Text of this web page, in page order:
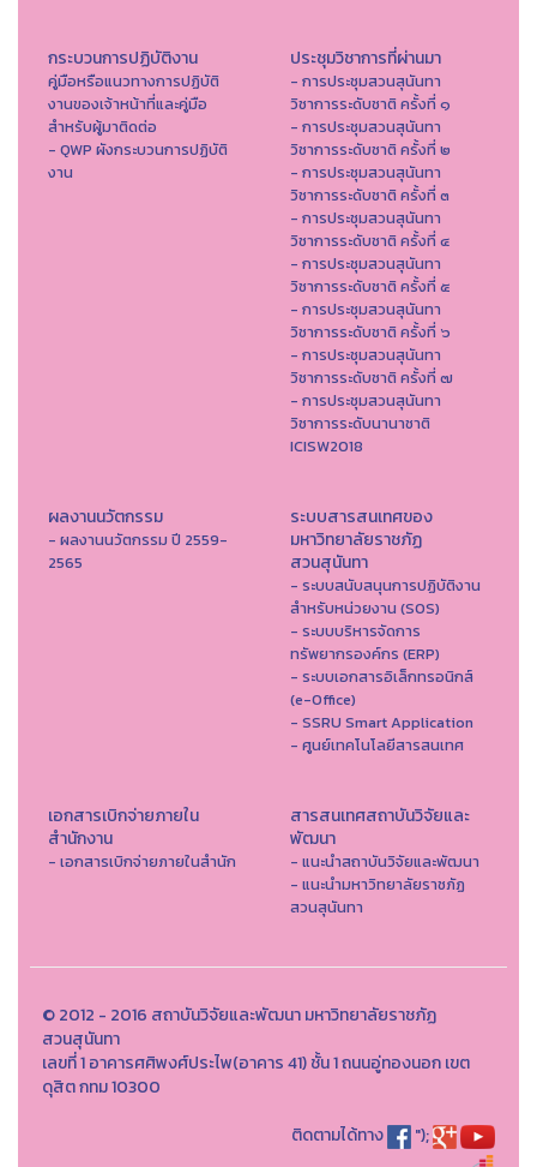
กระบวนการปฏิบัติงาน
คู่มือหรือแนวทางการปฏิบัติ
งานของเจ้าหน้าที่และคู่มือ
สำหรับผู้มาติดต่อ
- QWP ผังกระบวนการปฏิบัติ
งาน
ประชุมวิชาการที่ผ่านมา
- การประชุมสวนสุนันทา
วิชาการระดับชาติ ครั้งที่ ๑
- การประชุมสวนสุนันทา
วิชาการระดับชาติ ครั้งที่ ๒
- การประชุมสวนสุนันทา
วิชาการระดับชาติ ครั้งที่ ๓
- การประชุมสวนสุนันทา
วิชาการระดับชาติ ครั้งที่ ๔
- การประชุมสวนสุนันทา
วิชาการระดับชาติ ครั้งที่ ๕
- การประชุมสวนสุนันทา
วิชาการระดับชาติ ครั้งที่ ๖
- การประชุมสวนสุนันทา
วิชาการระดับชาติ ครั้งที่ ๗
- การประชุมสวนสุนันทา
วิชาการระดับนานาชาติ
ICISW2018
ผลงานนวัตกรรม
- ผลงานนวัตกรรม ปี 2559-
2565
ระบบสารสนเทศของ
มหาวิทยาลัยราชภัฏ
สวนสุนันทา
- ระบบสนับสนุนการปฏิบัติงาน
สำหรับหน่วยงาน (SOS)
- ระบบบริหารจัดการ
ทรัพยากรองค์กร (ERP)
- ระบบเอกสารอิเล็กทรอนิกส์
(e-Office)
- SSRU Smart Application
- ศูนย์เทคโนโลยีสารสนเทศ
เอกสารเบิกจ่ายภายใน
สำนักงาน
- เอกสารเบิกจ่ายภายในสำนัก
สารสนเทศสถาบันวิจัยและ
พัฒนา
- แนะนำสถาบันวิจัยและพัฒนา
- แนะนำมหาวิทยาลัยราชภัฏ
สวนสุนันทา
© 2012 - 2016 สถาบันวิจัยและพัฒนา มหาวิทยาลัยราชภัฏ
สวนสุนันทา
เลขที่ 1 อาคารศศิพงศ์ประไพ(อาคาร 41) ชั้น 1 ถนนอู่ทองนอก เขต
ดุสิต กทม 10300
ติดตามได้ทาง
");